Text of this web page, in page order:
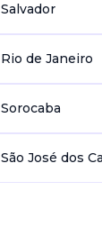
Salvador
Rio de Janeiro
Sorocaba
São José dos